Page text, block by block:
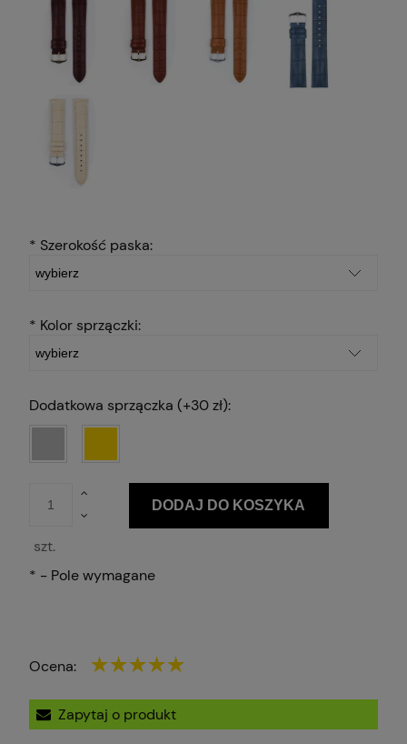
* Szerokość paska:
* Kolor sprzączki:
Dodatkowa sprzączka (+30 zł):
szt.
DODAJ DO KOSZYKA
* - Pole wymagane
Ocena:
Zapytaj o produkt